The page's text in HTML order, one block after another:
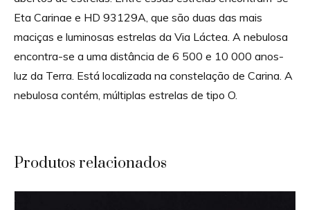
Eta Carinae e HD 93129A, que são duas das mais
maciças e luminosas estrelas da Via Láctea. A nebulosa
encontra-se a uma distância de 6 500 e 10 000 anos-
luz da Terra. Está localizada na constelação de Carina. A
nebulosa contém, múltiplas estrelas de tipo O.
Produtos relacionados